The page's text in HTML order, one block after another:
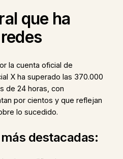
que ha
la cuenta oficial de
X ha superado las 370.000
de 24 horas, con
por cientos y que reflejan
lo sucedido.
destacadas: